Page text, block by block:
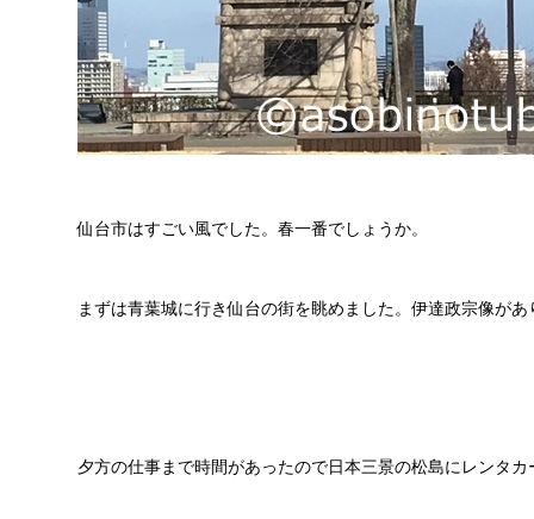
仙台市はすごい風でした。春一番でしょうか。
まずは青葉城に行き仙台の街を眺めました。伊達政宗像があ
夕方の仕事まで時間があったので日本三景の松島にレンタ